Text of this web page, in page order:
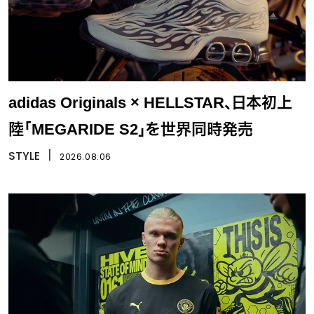
adidas Originals × HELLSTAR、日本初上
陸「MEGARIDE S2」を世界同時発売
STYLE 2026.08.06